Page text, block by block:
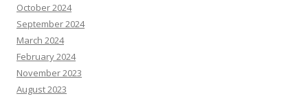
October 2024
September 2024
March 2024
February 2024
November 2023
August 2023